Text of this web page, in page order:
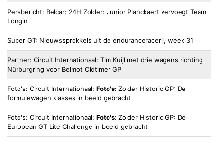
Persbericht Belcar 24H Zolder: Junior Planckaert vervoegt Team
Longin
Super GT Nieuwssprokkels uit de enduranceracerij, week 31
Partner Circuit Internationaal Tim Kuijl met drie wagens richting
Nürburgring voor Belmot Oldtimer GP
Foto's Circuit Internationaal Foto's: Zolder Historic GP: De
formulewagen klasses in beeld gebracht
Foto's Circuit Internationaal Foto's: Zolder Historic GP: De
European GT Lite Challenge in beeld gebracht